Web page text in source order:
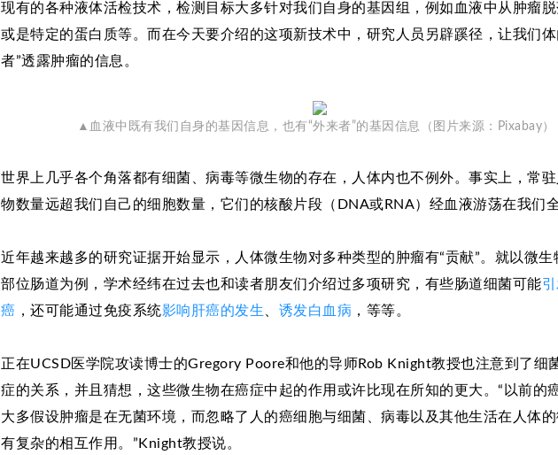
现有的各种液体活检技术，检测目标大多针对我们自身的基因组，例如血液中从肿瘤脱
或是特定的蛋白质等。而在今天要介绍的这项新技术中，研究人员另辟蹊径，让我们体
者”透露肿瘤的信息。
▲血液中既有我们自身的基因信息，也有“外来者”的基因信息（图片来源：Pixabay）
世界上几乎各个角落都有细菌、病毒等微生物的存在，人体内也不例外。事实上，常
物数量远超我们自己的细胞数量，它们的核酸片段（DNA或RNA）经血液游荡在我们全
近年越来越多的研究证据开始显示，人体微生物对多种类型的肿瘤有“贡献”。就以微生
部位肠道为例，学术经纬在过去也和读者朋友们介绍过多项研究，有些肠道细菌可能
癌 ，还可能通过免疫系统影响肝癌的发生 诱发白血病 ，等等。
正在UCSD医学院攻读博士的Gregory Poore和他的导师Rob Knight教授也注意到了细
症的关系，并且猜想，这些微生物在癌症中起的作用或许比现在所知的更大。“以前的
大多假设肿瘤是在无菌环境，而忽略了人的癌细胞与细菌、病毒以及其他生活在人体
有复杂的相互作用。”Knight教授说。